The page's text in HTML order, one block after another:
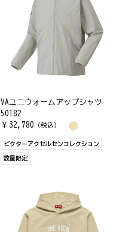
VAユニウォームアップシャツ
50182
￥ 32,780 （税込）
ビクターアクセルセンコレクション
数量限定